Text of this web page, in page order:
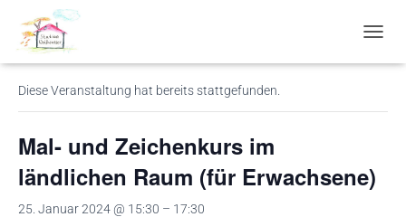
A
G
O
« Alle Veranstaltungen
Diese Veranstaltung hat bereits stattgefunden.
Mal- und Zeichenkurs im
ländlichen Raum (für Erwachsene)
25. Januar 2024 @ 15:30 – 17:30